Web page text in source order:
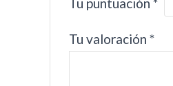
Tu puntuación *
Tu valoración *